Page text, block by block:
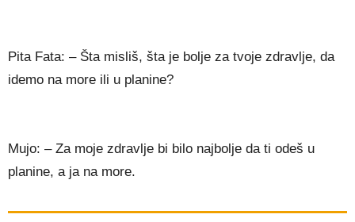
Pita Fata: – Šta misliš, šta je bolje za tvoje zdravlje, da
idemo na more ili u planine?
Mujo: – Za moje zdravlje bi bilo najbolje da ti odeš u
planine, a ja na more.